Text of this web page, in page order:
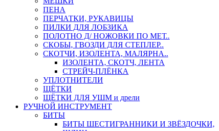
ПЕНА
ПЕРЧАТКИ, РУКАВИЦЫ
ПИЛКИ ДЛЯ ЛОБЗИКА
ПОЛОТНО Д/ НОЖОВКИ ПО МЕТ..
СКОБЫ, ГВОЗДИ ДЛЯ СТЕПЛЕР..
СКОТЧИ, ИЗОЛЕНТА, МАЛЯРНА..
ИЗОЛЕНТА, СКОТЧ, ЛЕНТА
СТРЕЙЧ-ПЛЁНКА
УПЛОТНИТЕЛИ
ЩЁТКИ
ЩЁТКИ ДЛЯ УШМ и дрели
РУЧНОЙ ИНСТРУМЕНТ
БИТЫ
БИТЫ ШЕСТИГРАННИКИ И ЗВЁЗДОЧКИ,